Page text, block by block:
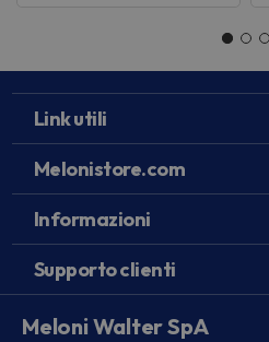
Link utili
Melonistore.com
Informazioni
Supporto clienti
Meloni Walter SpA